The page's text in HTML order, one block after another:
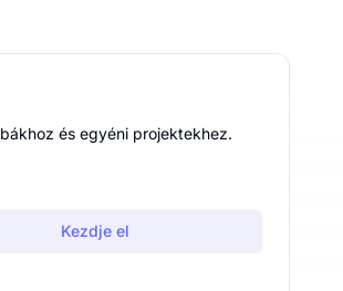
és egyéni projektekhez.
Kezdje el